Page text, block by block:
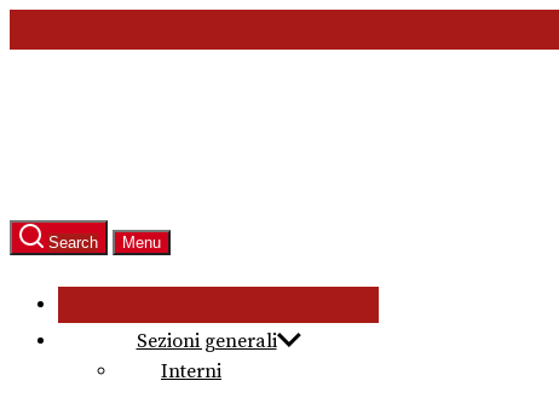
to
Search Menu
Sezioni generali
Interni